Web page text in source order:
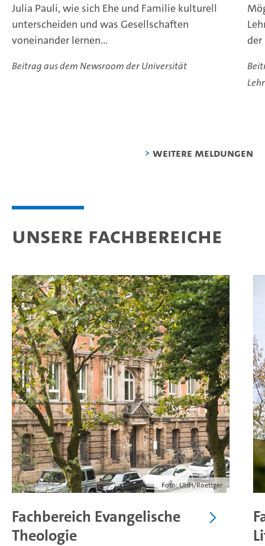
Julia Pauli, wie sich Ehe und Familie kulturell
unterscheiden und was Gesellschaften
voneinander lernen...
Beitrag aus dem Newsroom der Universität
der
weitere Meldungen
Unsere Fachbereiche
Foto: UHH/Roettger
Fachbereich Evangelische
Theologie